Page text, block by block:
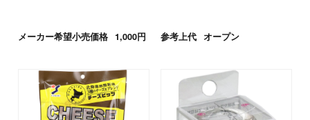
メーカー希望小売価格 1,000円 参考上代 オープン